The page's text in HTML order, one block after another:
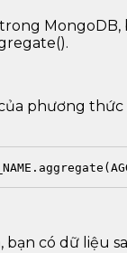
MongoDB,
phương
bạn có dữ liệu